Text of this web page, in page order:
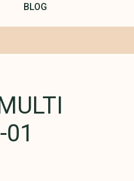
BLOG